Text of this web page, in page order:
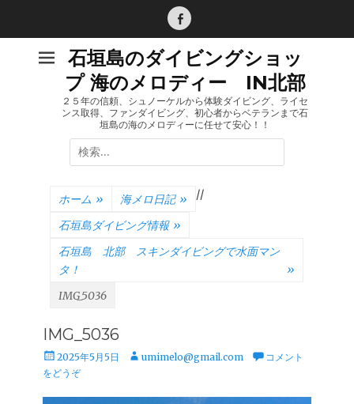
Facebook
石垣島のダイビングショッ
プ 海のメロディー IN北部
２５年の信頼、シュノーケルから体験ダイビング、ライセ
ンス取得、ファンダイビング、初心者からベテランまで石
垣島の海のメロディーに任せて安心！！
検
索:
ホーム » 海メロ日記 » /
石垣島ダイビング情報 »
/
石垣島 北部 スキンダイビングで水面マン
タ！
»
IMG_5036
IMG_5036
投
稿
2025年5月5日
投 umimelo@gmail.com
コメント
をどうぞ